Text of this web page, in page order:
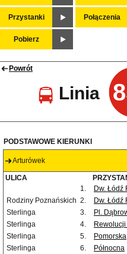
Przystanki Połączenia
Pobierz
Powrót
Linia
PODSTAWOWE KIERUNKI
Arturówek
ULICA
1.
Dw. Łódź
Rodziny Poznańskich 2. Dw. Łódź
Sterlinga
3. Pl.
Sterlinga
4.
Sterlinga
5. Pomorska
Sterlinga
6. Północna